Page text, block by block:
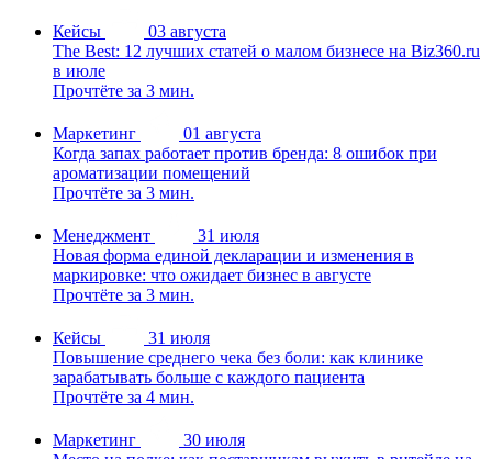
Кейсы
03 августа
The Best: 12 лучших статей о малом бизнесе на Biz360.ru
в июле
Прочтёте за 3 мин.
Маркетинг
01 августа
Когда запах работает против бренда: 8 ошибок при
ароматизации помещений
Прочтёте за 3 мин.
Менеджмент
31 июля
Новая форма единой декларации и изменения в
маркировке: что ожидает бизнес в августе
Прочтёте за 3 мин.
Кейсы
31 июля
Повышение среднего чека без боли: как клинике
зарабатывать больше с каждого пациента
Прочтёте за 4 мин.
Маркетинг
30 июля